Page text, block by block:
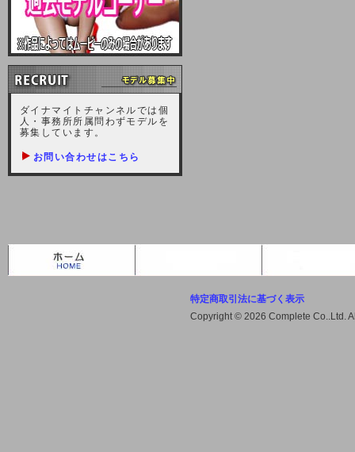
【サーバーメンテナンスのお知ら
せ】
9月10日（土曜日）AM6：00から
AM8：00（予定）サーバーメンテ
ナンスを致します。ご迷惑をおかけ
しますが、宜しくお願い致します。
2021-10-22 (金)
2021/10/7に起きました地震によ
不安定な状況もあります。会員様に
は、ご不便をお掛けしますが宜しく
ダイナマイトチャンネルでは個
人・事務所所属問わずモデルを
募集しています。
お問い合わせはこちら
特定商取引法に基づく表示
Copyright © 2026 Complete Co..Ltd.